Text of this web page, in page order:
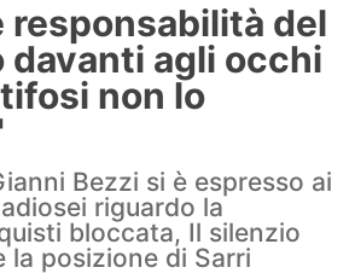
responsabilità del
davanti agli occhi
non lo
Bezzi si è espresso ai
riguardo la
bloccata, Il silenzio
la posizione di Sarri